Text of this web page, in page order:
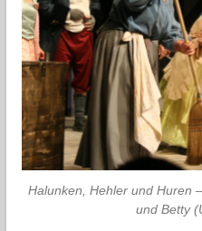
Halunken, Hehler und Huren
und Betty